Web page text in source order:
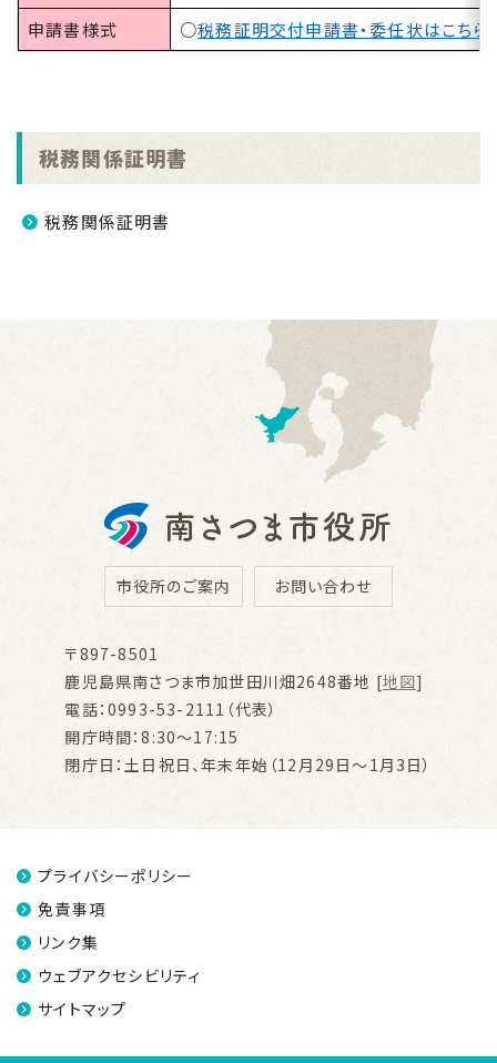
申請書様式
○税務証明交付申請書・委任状はこち
税務関係証明書
税務関係証明書
市役所のご案内 お問い合わせ
〒897-8501
鹿児島県南さつま市加世田川畑2648番地 [地図]
電話：0993-53-2111（代表）
開庁時間：8:30～17:15
閉庁日：土日祝日、年末年始（12月29日～1月3日）
プライバシーポリシー
免責事項
リンク集
ウェブアクセシビリティ
サイトマップ